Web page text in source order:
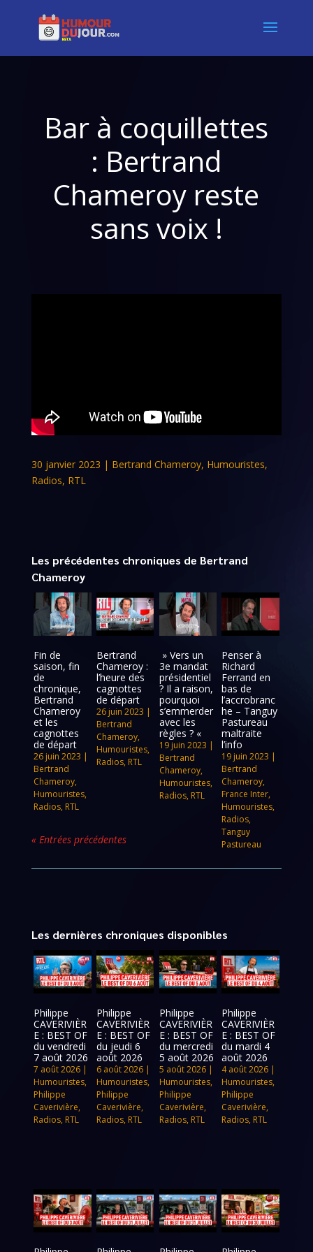
Bar à coquillettes
: Bertrand
Chameroy reste
sans voix !
30 janvier 2023 | Bertrand Chameroy, Humouristes,
Radios, RTL
Les précédentes chroniques de Bertrand
Chameroy
Fin de
saison, fin
de
chronique,
Bertrand
Chameroy
et les
cagnottes
de départ
26 juin 2023 |
Bertrand
Chameroy,
Humouristes,
Radios, RTL
Bertrand
Chameroy :
l’heure des
cagnottes
de départ
26 juin 2023 |
Bertrand
Chameroy,
Humouristes,
Radios, RTL
» Vers un
3e mandat
présidentiel
? Il a raison,
pourquoi
s’emmerder
avec les
règles ? «
19 juin 2023 |
Bertrand
Chameroy,
Humouristes,
Radios, RTL
Penser à
Richard
Ferrand en
bas de
l’accrobranc
he – Tanguy
Pastureau
maltraite
l’info
19 juin 2023 |
Bertrand
Chameroy,
France Inter,
Humouristes,
Radios,
Tanguy
Pastureau
« Entrées précédentes
Les dernières chroniques disponibles
Philippe
CAVERIVIÈR
E : BEST OF
du vendredi
7 août 2026
7 août 2026 |
Humouristes,
Philippe
Caverivière,
Radios, RTL
Philippe
CAVERIVIÈR
E : BEST OF
du jeudi 6
août 2026
6 août 2026|
Humouristes,
Philippe
Caverivière,
Radios, RTL
Philippe
CAVERIVIÈR
E : BEST OF
du mercredi
5 août 2026
5 août 2026|
Humouristes,
Philippe
Caverivière,
Radios, RTL
Philippe
CAVERIVIÈR
E : BEST OF
du mardi 4
août 2026
4 août 2026 |
Humouristes,
Philippe
Caverivière,
Radios, RTL